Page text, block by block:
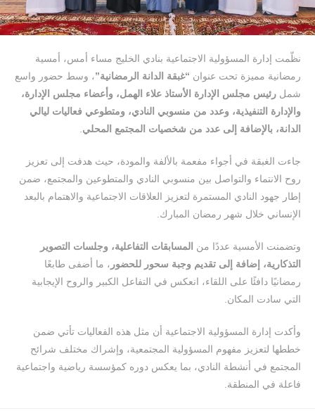
نظّمت إدارة المسؤولية الاجتماعية بنادي الخليج مساء أمس، أمسية
رمضانية مميزة تحت عنوان “غبقة الدانة الرمضانية”، وسط حضور واسع
شمل رئيس مجلس الإدارة الأستاذ علاء الهمل، وأعضاء مجلس الإدارة،
والإدارة التنفيذية، وعدد من منسوبي النادي، ومتطوعي فعاليات ليالي
الدانة، بالإضافة إلى عدد من شخصيات المجتمع المحلي
جاءت الغبقة في أجواء مفعمة بالألفة والمودة، حيث هدفت إلى تعزيز
روح الانتماء والتواصل بين منسوبي النادي والمتطوعين والمجتمع، ضمن
إطار جهود النادي المستمرة لتعزيز العلاقات الاجتماعية والاهتمام بالبعد
الإنساني خلال شهر رمضان المبارك.
وتضمنت الأمسية عددًا من المسابقات التفاعلية، وجلسات التصوير
التذكارية، إضافة إلى تقديم وجبة سحور للحضور ، ما أضفى طابعًا
رمضانيًا دافئًا على اللقاء، انعكس في التفاعل الكبير والروح الإيجابية
التي سادت المكان.
وأكدت إدارة المسؤولية الاجتماعية أن مثل هذه الفعاليات تأتي ضمن
خططها لتعزيز مفهوم المسؤولية المجتمعية، وإشراك مختلف شرائح
المجتمع في أنشطة النادي، بما يعكس دوره كمؤسسة رياضية واجتماعية
فاعلة في المنطقة.